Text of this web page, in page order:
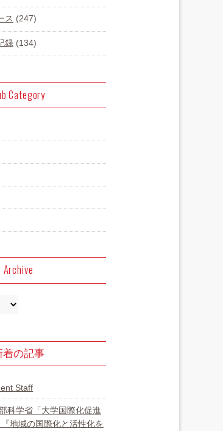
ス (247)
録 (134)
Category
Archive
着の記事
Staff
科学省「大学国際化促進
地域の国際化と活性化を